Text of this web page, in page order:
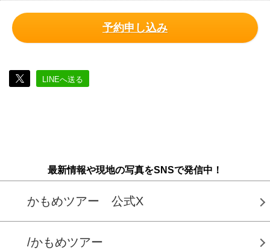
予約申し込み
LINEへ送る
最新情報や現地の写真をSNSで発信中！
かもめツアー 公式X
/かもめツアー